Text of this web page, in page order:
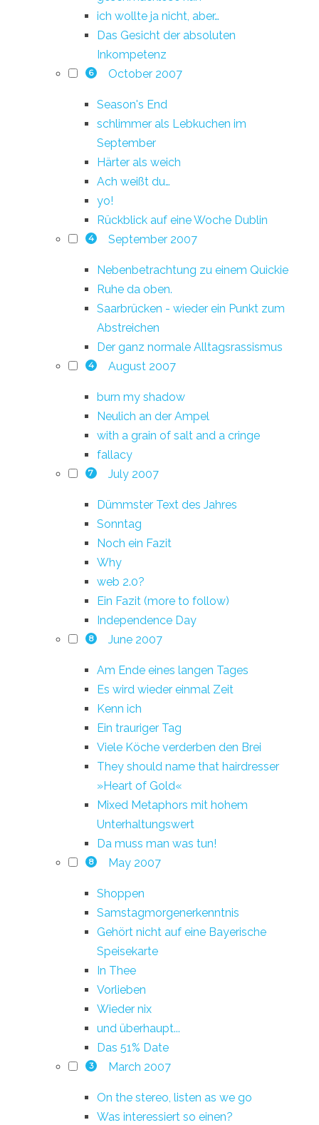
ich wollte ja nicht, aber…
Das Gesicht der absoluten
Inkompetenz
6 October 2007
Season's End
schlimmer als Lebkuchen im
September
Härter als weich
Ach weißt du…
yo!
Rückblick auf eine Woche Dublin
4 September 2007
Nebenbetrachtung zu einem Quickie
Ruhe da oben.
Saarbrücken - wieder ein Punkt zum
Abstreichen
Der ganz normale Alltagsrassismus
4 August 2007
burn my shadow
Neulich an der Ampel
with a grain of salt and a cringe
fallacy
7 July 2007
Dümmster Text des Jahres
Sonntag
Noch ein Fazit
Why
web 2.0?
Ein Fazit (more to follow)
Independence Day
8 June 2007
Am Ende eines langen Tages
Es wird wieder einmal Zeit
Kenn ich
Ein trauriger Tag
Viele Köche verderben den Brei
They should name that hairdresser
»Heart of Gold«
Mixed Metaphors mit hohem
Unterhaltungswert
Da muss man was tun!
8 May 2007
Shoppen
Samstagmorgenerkenntnis
Gehört nicht auf eine Bayerische
Speisekarte
In Thee
Vorlieben
Wieder nix
und überhaupt...
Das 51% Date
3 March 2007
On the stereo, listen as we go
Was interessiert so einen?